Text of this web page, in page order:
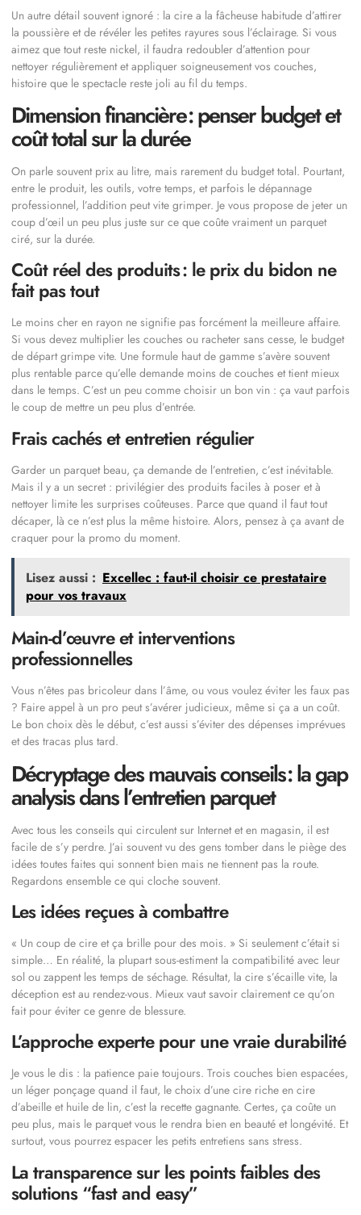
Un autre détail souvent ignoré : la cire a la fâcheuse habitude d’attirer
la poussière et de révéler les petites rayures sous l’éclairage. Si vous
aimez que tout reste nickel, il faudra redoubler d’attention pour
nettoyer régulièrement et appliquer soigneusement vos couches,
histoire que le spectacle reste joli au fil du temps.
Dimension financière : penser budget et
coût total sur la durée
On parle souvent prix au litre, mais rarement du budget total. Pourtant,
entre le produit, les outils, votre temps, et parfois le dépannage
professionnel, l’addition peut vite grimper. Je vous propose de jeter un
coup d’œil un peu plus juste sur ce que coûte vraiment un parquet
ciré, sur la durée.
Coût réel des produits : le prix du bidon ne
fait pas tout
Le moins cher en rayon ne signifie pas forcément la meilleure affaire.
Si vous devez multiplier les couches ou racheter sans cesse, le budget
de départ grimpe vite. Une formule haut de gamme s’avère souvent
plus rentable parce qu’elle demande moins de couches et tient mieux
dans le temps. C’est un peu comme choisir un bon vin : ça vaut parfois
le coup de mettre un peu plus d’entrée.
Frais cachés et entretien régulier
Garder un parquet beau, ça demande de l’entretien, c’est inévitable.
Mais il y a un secret : privilégier des produits faciles à poser et à
nettoyer limite les surprises coûteuses. Parce que quand il faut tout
décaper, là ce n’est plus la même histoire. Alors, pensez à ça avant de
craquer pour la promo du moment.
Lisez aussi : Excellec : faut-il choisir ce prestataire
pour vos travaux
Main-d’œuvre et interventions
professionnelles
Vous n’êtes pas bricoleur dans l’âme, ou vous voulez éviter les faux pas
? Faire appel à un pro peut s’avérer judicieux, même si ça a un coût.
Le bon choix dès le début, c’est aussi s’éviter des dépenses imprévues
et des tracas plus tard.
Décryptage des mauvais conseils : la gap
analysis dans l’entretien parquet
Avec tous les conseils qui circulent sur Internet et en magasin, il est
facile de s’y perdre. J’ai souvent vu des gens tomber dans le piège des
idées toutes faites qui sonnent bien mais ne tiennent pas la route.
Regardons ensemble ce qui cloche souvent.
Les idées reçues à combattre
« Un coup de cire et ça brille pour des mois. » Si seulement c’était si
simple… En réalité, la plupart sous-estiment la compatibilité avec leur
sol ou zappent les temps de séchage. Résultat, la cire s’écaille vite, la
déception est au rendez-vous. Mieux vaut savoir clairement ce qu’on
fait pour éviter ce genre de blessure.
L’approche experte pour une vraie durabilité
Je vous le dis : la patience paie toujours. Trois couches bien espacées,
un léger ponçage quand il faut, le choix d’une cire riche en cire
d’abeille et huile de lin, c’est la recette gagnante. Certes, ça coûte un
peu plus, mais le parquet vous le rendra bien en beauté et longévité. Et
surtout, vous pourrez espacer les petits entretiens sans stress.
La transparence sur les points faibles des
solutions “fast and easy”